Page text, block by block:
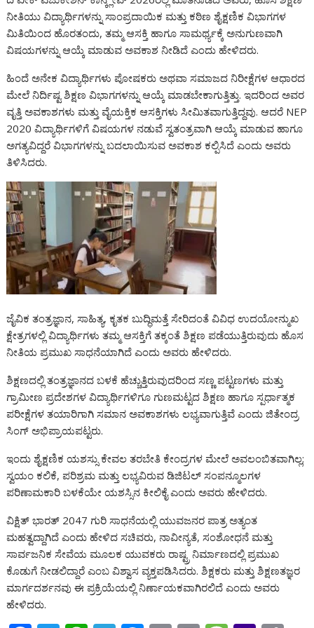
l
ನೀತಿಯು ವಿದ್ಯಾರ್ಥಿಗಳನ್ನು ಸಾಂಪ್ರದಾಯಿಕ ಮತ್ತು ಕಠಿಣ ಶೈಕ್ಷಣಿಕ ವಿಭಾಗಗಳ
ಮಿತಿಯಿಂದ ಹೊರತಂದು, ತಮ್ಮ ಆಸಕ್ತಿ ಹಾಗೂ ಸಾಮರ್ಥ್ಯಕ್ಕೆ ಅನುಗುಣವಾಗಿ
ವಿಷಯಗಳನ್ನು ಆಯ್ಕೆ ಮಾಡುವ ಅವಕಾಶ ನೀಡಿದೆ ಎಂದು ಹೇಳಿದರು.
ಹಿಂದೆ ಅನೇಕ ವಿದ್ಯಾರ್ಥಿಗಳು ಪೋಷಕರು ಅಥವಾ ಸಮಾಜದ ನಿರೀಕ್ಷೆಗಳ ಆಧಾರದ
ಮೇಲೆ ನಿರ್ದಿಷ್ಟ ಶಿಕ್ಷಣ ವಿಭಾಗಗಳನ್ನು ಆಯ್ಕೆ ಮಾಡಬೇಕಾಗುತ್ತಿತ್ತು. ಇದರಿಂದ ಅವರ
ವೃತ್ತಿ ಅವಕಾಶಗಳು ಮತ್ತು ವೈಯಕ್ತಿಕ ಆಸಕ್ತಿಗಳು ಸೀಮಿತವಾಗುತ್ತಿದ್ದವು. ಆದರೆ NEP
2020 ವಿದ್ಯಾರ್ಥಿಗಳಿಗೆ ವಿಷಯಗಳ ನಡುವೆ ಸ್ವತಂತ್ರವಾಗಿ ಆಯ್ಕೆ ಮಾಡುವ ಹಾಗೂ
ಅಗತ್ಯವಿದ್ದರೆ ವಿಭಾಗಗಳನ್ನು ಬದಲಾಯಿಸುವ ಅವಕಾಶ ಕಲ್ಪಿಸಿದೆ ಎಂದು ಅವರು
ತಿಳಿಸಿದರು.
ಜೈವಿಕ ತಂತ್ರಜ್ಞಾನ, ಸಾಹಿತ್ಯ, ಕೃತಕ ಬುದ್ಧಿಮತ್ತೆ ಸೇರಿದಂತೆ ವಿವಿಧ ಉದಯೋನ್ಮುಖ
ಕ್ಷೇತ್ರಗಳಲ್ಲಿ ವಿದ್ಯಾರ್ಥಿಗಳು ತಮ್ಮ ಆಸಕ್ತಿಗೆ ತಕ್ಕಂತೆ ಶಿಕ್ಷಣ ಪಡೆಯುತ್ತಿರುವುದು ಹೊಸ
ನೀತಿಯ ಪ್ರಮುಖ ಸಾಧನೆಯಾಗಿದೆ ಎಂದು ಅವರು ಹೇಳಿದರು.
ಶಿಕ್ಷಣದಲ್ಲಿ ತಂತ್ರಜ್ಞಾನದ ಬಳಕೆ ಹೆಚ್ಚುತ್ತಿರುವುದರಿಂದ ಸಣ್ಣ ಪಟ್ಟಣಗಳು ಮತ್ತು
ಗ್ರಾಮೀಣ ಪ್ರದೇಶಗಳ ವಿದ್ಯಾರ್ಥಿಗಳಿಗೂ ಗುಣಮಟ್ಟದ ಶಿಕ್ಷಣ ಹಾಗೂ ಸ್ಪರ್ಧಾತ್ಮಕ
ಪರೀಕ್ಷೆಗಳ ತಯಾರಿಗಾಗಿ ಸಮಾನ ಅವಕಾಶಗಳು ಲಭ್ಯವಾಗುತ್ತಿವೆ ಎಂದು ಜಿತೇಂದ್ರ
ಸಿಂಗ್ ಅಭಿಪ್ರಾಯಪಟ್ಟರು.
ಇಂದು ಶೈಕ್ಷಣಿಕ ಯಶಸ್ಸು ಕೇವಲ ತರಬೇತಿ ಕೇಂದ್ರಗಳ ಮೇಲೆ ಅವಲಂಬಿತವಾಗಿಲ್ಲ;
ಸ್ವಯಂ ಕಲಿಕೆ, ಪರಿಶ್ರಮ ಮತ್ತು ಲಭ್ಯವಿರುವ ಡಿಜಿಟಲ್ ಸಂಪನ್ಮೂಲಗಳ
ಪರಿಣಾಮಕಾರಿ ಬಳಕೆಯೇ ಯಶಸ್ಸಿನ ಕೀಲಿಕೈ ಎಂದು ಅವರು ಹೇಳಿದರು.
ವಿಕ್ಷಿತ್ ಭಾರತ್ 2047 ಗುರಿ ಸಾಧನೆಯಲ್ಲಿ ಯುವಜನರ ಪಾತ್ರ ಅತ್ಯಂತ
ಮಹತ್ವದ್ದಾಗಿದೆ ಎಂದು ಹೇಳಿದ ಸಚಿವರು, ನಾವೀನ್ಯತೆ, ಸಂಶೋಧನೆ ಮತ್ತು
ಸಾರ್ವಜನಿಕ ಸೇವೆಯ ಮೂಲಕ ಯುವಕರು ರಾಷ್ಟ್ರ ನಿರ್ಮಾಣದಲ್ಲಿ ಪ್ರಮುಖ
ಕೊಡುಗೆ ನೀಡಲಿದ್ದಾರೆ ಎಂಬ ವಿಶ್ವಾಸ ವ್ಯಕ್ತಪಡಿಸಿದರು. ಶಿಕ್ಷಕರು ಮತ್ತು ಶಿಕ್ಷಣತಜ್ಞರ
ಮಾರ್ಗದರ್ಶನವು ಈ ಪ್ರಕ್ರಿಯೆಯಲ್ಲಿ ನಿರ್ಣಾಯಕವಾಗಿರಲಿದೆ ಎಂದು ಅವರು
ಹೇಳಿದರು.